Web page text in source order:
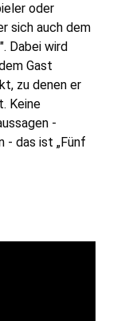
oder
sich auch dem
Dabei wird
Gast
zu denen er
Keine
-
- das ist „Fünf